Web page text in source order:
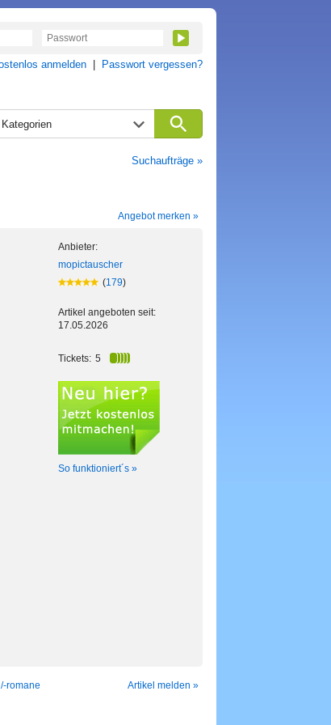
anmelden Passwort vergessen?
Suchaufträge »
Angebot merken »
Anbieter:
mopictauscher
(179)
Artikel angeboten seit:
17.05.2026
Tickets: 5
So funktioniert´s »
romane
Artikel melden »